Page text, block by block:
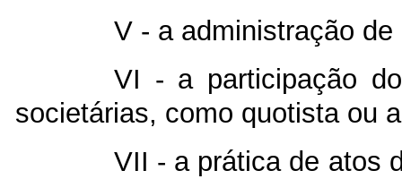
V - a administração
VI - a participação
societárias, como quotista ou
VII - a prática de atos